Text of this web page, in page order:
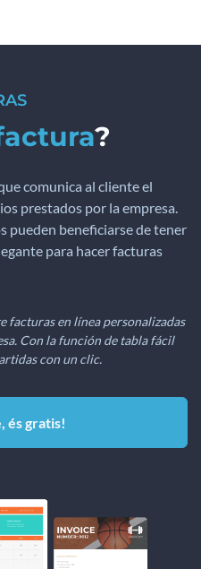
?
comunica al cliente el
prestados por la empresa.
pueden beneficiarse de tener
para hacer facturas
facturas en línea personalizadas
Con la función de tabla fácil
con un clic.
és gratis!